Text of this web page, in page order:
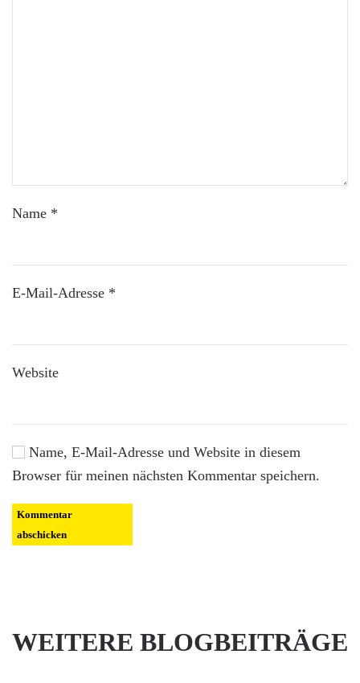
Name *
E-Mail-Adresse *
Website
Name, E-Mail-Adresse und Website in diesem
Browser für meinen nächsten Kommentar speichern.
Kommentar
abschicken
WEITERE BLOGBEITRÄGE